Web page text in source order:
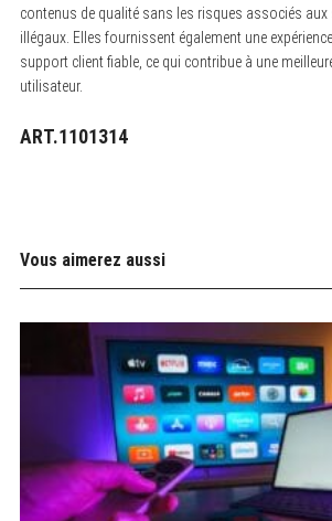
contenus de qualité sans les risques associés aux
illégaux. Elles fournissent également une
support client fiable, ce qui contribue à une
utilisateur.
ART.1101314
Vous aimerez aussi